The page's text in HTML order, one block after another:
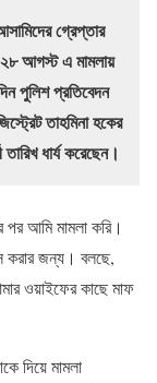
গ্রেপ্তার
আগস্ট এ মামলায়
পুলিশ প্রতিবেদন
তাহমিনা হকের
ধার্য করেছেন।
পর আমি মামলা করি।
করার জন্য। বলছে,
ওয়াইফের কাছে মাফ
দিয়ে মামলা